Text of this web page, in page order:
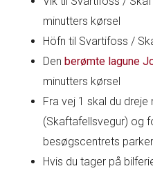
minutters kørsel
Höfn til Svartifoss /
Denberømte lagune
minutters kørsel
Fra vej 1 skal du
(Skaftafellsvegur) og
besøgscentrets
Hvis du tager på